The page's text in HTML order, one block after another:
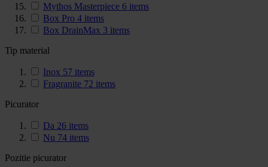
Mythos Masterpiece 6 items
Box Pro 4 items
Box DrainMax 3 items
Tip material
Inox 57 items
Fragranite 72 items
Picurator
Da 26 items
Nu 74 items
Pozitie picurator